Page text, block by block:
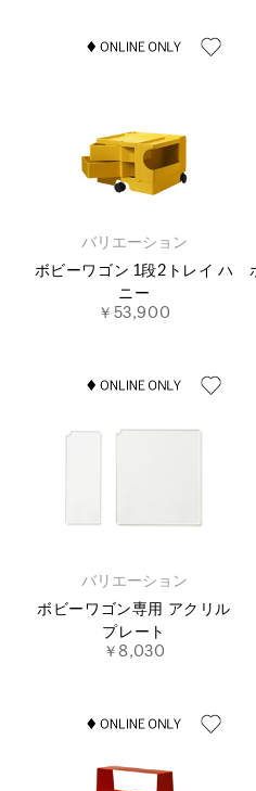
バリエーション
ボビーワゴン 1段2トレイ ハ
ニー
￥53,900
バリエーション
ボビーワゴン専用 アクリル
プレート
￥8,030